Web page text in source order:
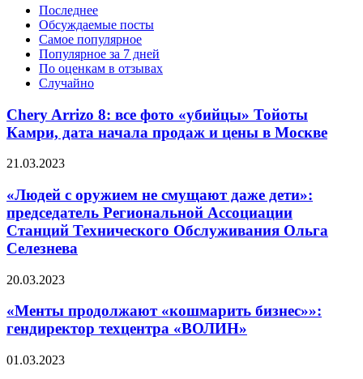
Последнее
Обсуждаемые посты
Самое популярное
Популярное за 7 дней
По оценкам в отзывах
Случайно
Chery Arrizo 8: все фото «убийцы» Тойоты
Камри, дата начала продаж и цены в Москве
21.03.2023
«Людей с оружием не смущают даже дети»:
председатель Региональной Ассоциации
Станций Технического Обслуживания Ольга
Селезнева
20.03.2023
«Менты продолжают «кошмарить бизнес»»:
гендиректор техцентра «ВОЛИН»
01.03.2023